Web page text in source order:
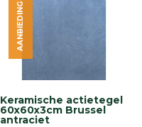
Keramische actietegel
60x60x3cm Brussel
antraciet
AANBIEDING